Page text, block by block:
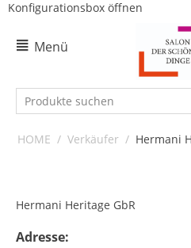
Konfigurationsbox öffnen
Menü
HOME / Verkäufer / Hermani
Hermani Heritage GbR
Adresse: